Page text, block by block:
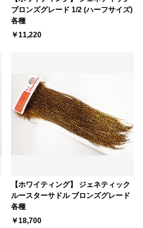
ブロンズグレード 1/2 (ハーフサイズ)
各種
￥11,220
【ホワイティング】 ジェネティック
ルースターサドル ブロンズグレード
各種
￥18,700